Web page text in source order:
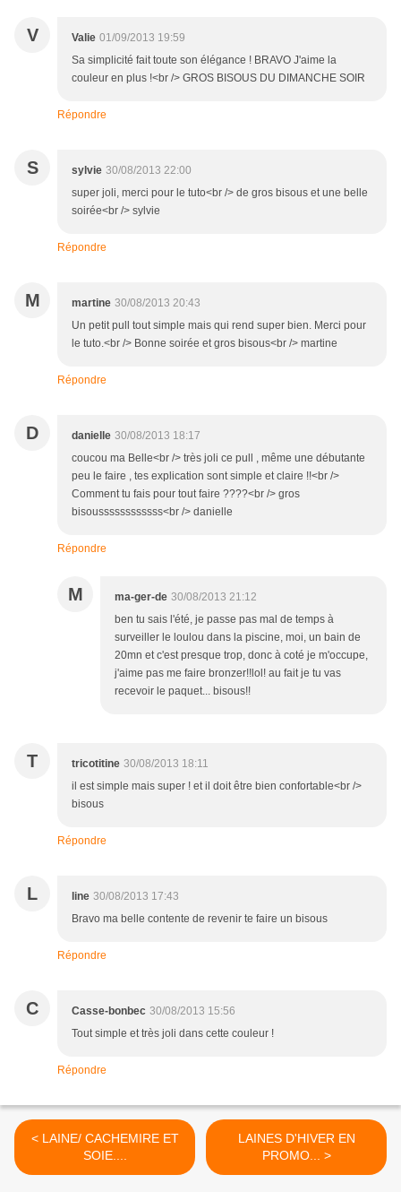
V Valie 01/09/2013 19:59
Sa simplicité fait toute son élégance ! BRAVO J'aime la
couleur en plus !<br /> GROS BISOUS DU DIMANCHE SOIR
Répondre
S sylvie 30/08/2013 22:00
super joli, merci pour le tuto<br /> de gros bisous et une belle
soirée<br /> sylvie
Répondre
M martine 30/08/2013 20:43
Un petit pull tout simple mais qui rend super bien. Merci pour
le tuto.<br /> Bonne soirée et gros bisous<br /> martine
Répondre
D danielle 30/08/2013 18:17
coucou ma Belle<br /> très joli ce pull , même une débutante
peu le faire , tes explication sont simple et claire !!<br />
Comment tu fais pour tout faire ????<br /> gros
bisoussssssssssss<br /> danielle
Répondre
M ma-ger-de 30/08/2013 21:12
ben tu sais l'été, je passe pas mal de temps à
surveiller le loulou dans la piscine, moi, un bain de
20mn et c'est presque trop, donc à coté je m'occupe,
j'aime pas me faire bronzer!!lol! au fait je tu vas
recevoir le paquet... bisous!!
T tricotitine 30/08/2013 18:11
il est simple mais super ! et il doit être bien confortable<br />
bisous
Répondre
L line 30/08/2013 17:43
Bravo ma belle contente de revenir te faire un bisous
Répondre
C Casse-bonbec 30/08/2013 15:56
Tout simple et très joli dans cette couleur !
Répondre
< LAINE/ CACHEMIRE ET
SOIE....
LAINES D'HIVER EN
PROMO... >